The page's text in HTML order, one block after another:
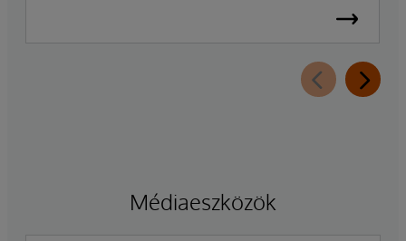
vezérigazgató a napi irányítási feladatoktól
zökkenőmentes átmenet biztosítása érdekében,
Médiaeszközök